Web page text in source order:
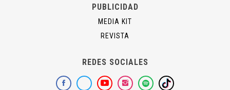
PUBLICIDAD
MEDIA KIT
REVISTA
REDES SOCIALES